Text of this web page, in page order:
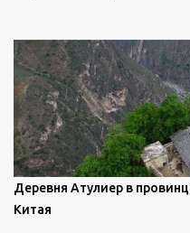
Деревня Атулиер в
Китая